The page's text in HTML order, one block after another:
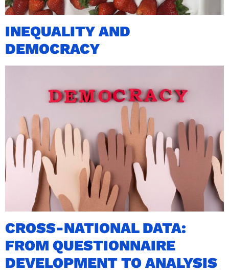
INEQUALITY AND
DEMOCRACY
CROSS-NATIONAL DATA:
FROM QUESTIONNAIRE
DEVELOPMENT TO ANALYSIS